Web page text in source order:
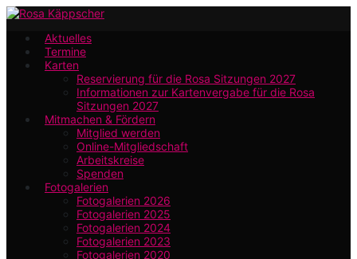
Zum
Hauptinhalt
springen
Aktuelles
Termine
Karten
Reservierung für die Rosa Sitzungen 2027
Informationen zur Kartenvergabe für die Rosa
Sitzungen 2027
Mitmachen & Fördern
Mitglied werden
Online-Mitgliedschaft
Arbeitskreise
Spenden
Fotogalerien
Fotogalerien 2026
Fotogalerien 2025
Fotogalerien 2024
Fotogalerien 2023
Fotogalerien 2020